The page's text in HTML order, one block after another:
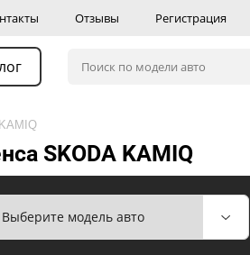
Отзывы Регистрация
SKODA KAMIQ